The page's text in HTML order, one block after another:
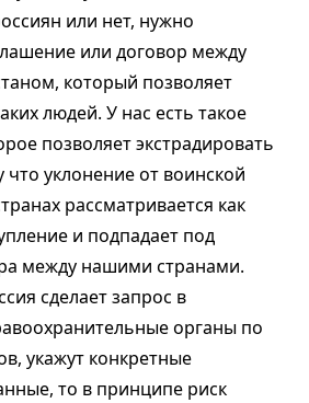
или нет, нужно
или договор между
который позволяет
людей. У нас есть такое
позволяет экстрадировать
уклонение от воинской
рассматривается как
и подпадает под
между нашими странами.
сделает запрос в
органы по
укажут конкретные
то в принципе риск